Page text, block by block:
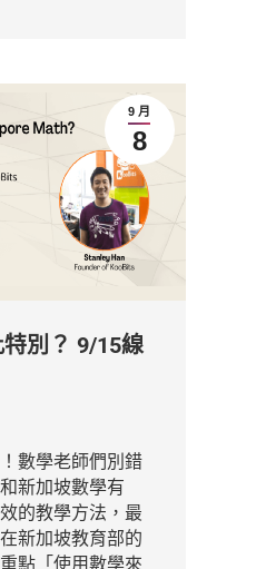
9 月
8
別？ 9/15線
數學老師們別錯
新加坡數學有
的教學方法，最
新加坡教育部的
點「使用數學來